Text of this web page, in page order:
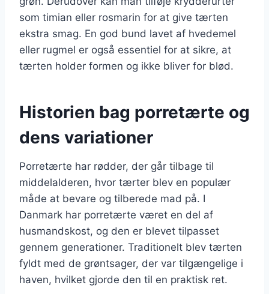
som timian eller rosmarin for at give tærten
ekstra smag. En god bund lavet af hvedemel
eller rugmel er også essentiel for at sikre, at
tærten holder formen og ikke bliver for blød.
Historien bag porretærte og
dens variationer
Porretærte har rødder, der går tilbage til
middelalderen, hvor tærter blev en populær
måde at bevare og tilberede mad på. I
Danmark har porretærte været en del af
husmandskost, og den er blevet tilpasset
gennem generationer. Traditionelt blev tærten
fyldt med de grøntsager, der var tilgængelige i
haven, hvilket gjorde den til en praktisk ret.